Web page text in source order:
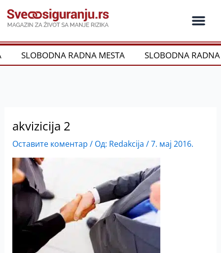
на
садржај
SLOBODNA RADNA MESTA SLOBODNA RADNA
akvizicija 2
Оставите коментар / Од: Redakcija /7. мај 2016.